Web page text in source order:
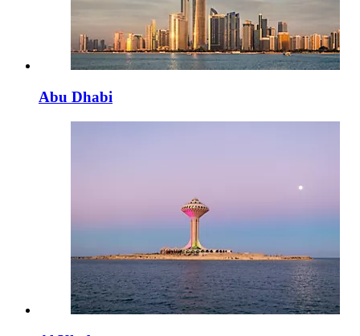
Abu Dhabi